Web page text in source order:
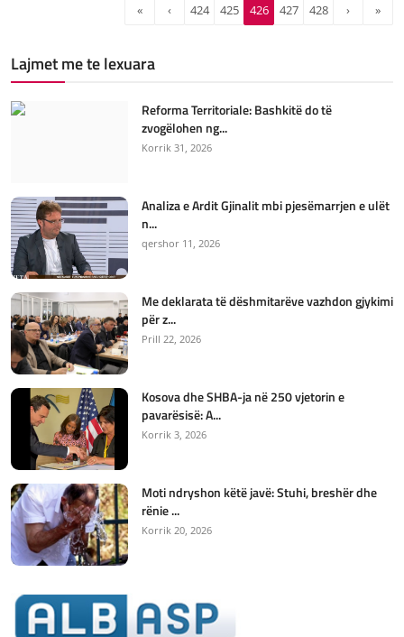
« ‹ 424 425 426 427 428 › »
Lajmet me te lexuara
Reforma Territoriale: Bashkitë do të
zvogëlohen ng...
Korrik 31, 2026
Analiza e Ardit Gjinalit mbi pjesëmarrjen e ulët
n...
qershor 11, 2026
Me deklarata të dëshmitarëve vazhdon gjykimi
për z...
Prill 22, 2026
Kosova dhe SHBA-ja në 250 vjetorin e
pavarësisë: A...
Korrik 3, 2026
Moti ndryshon këtë javë: Stuhi, breshër dhe
rënie ...
Korrik 20, 2026